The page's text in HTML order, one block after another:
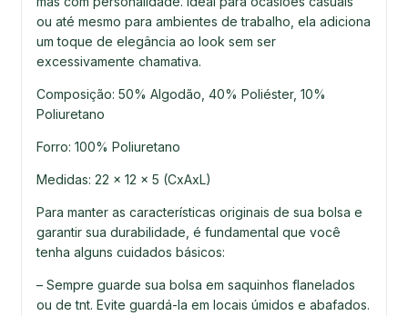
ou até mesmo para ambientes de trabalho, ela adiciona
um toque de elegância ao look sem ser
excessivamente chamativa.
Composição: 50% Algodão, 40% Poliéster, 10%
Poliuretano
Forro: 100% Poliuretano
Medidas: 22 x 12 x 5 (CxAxL)
Para manter as características originais de sua bolsa e
garantir sua durabilidade, é fundamental que você
tenha alguns cuidados básicos:
– Sempre guarde sua bolsa em saquinhos flanelados
ou de tnt. Evite guardá-la em locais úmidos e abafados.